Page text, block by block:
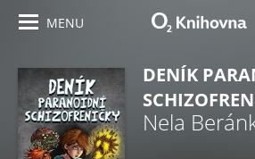
MENU
DENÍK
Nela